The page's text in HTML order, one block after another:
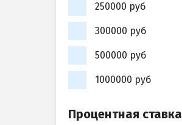
250000 руб
300000 руб
500000 руб
1000000 руб
Процентная ставка